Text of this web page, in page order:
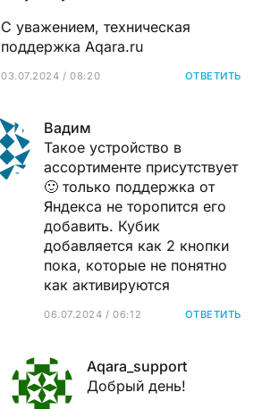
С уважением, техническая
поддержка Aqara.ru
03.07.2024 / 08:20 ОТВЕТИТЬ
Вадим
Такое устройство в
ассортименте присутствует
🙂 только поддержка от
Яндекса не торопится его
добавить. Кубик
добавляется как 2 кнопки
пока, которые не понятно
как активируются
06.07.2024 / 06:12 ОТВЕТИТЬ
Aqara_support
Добрый день!